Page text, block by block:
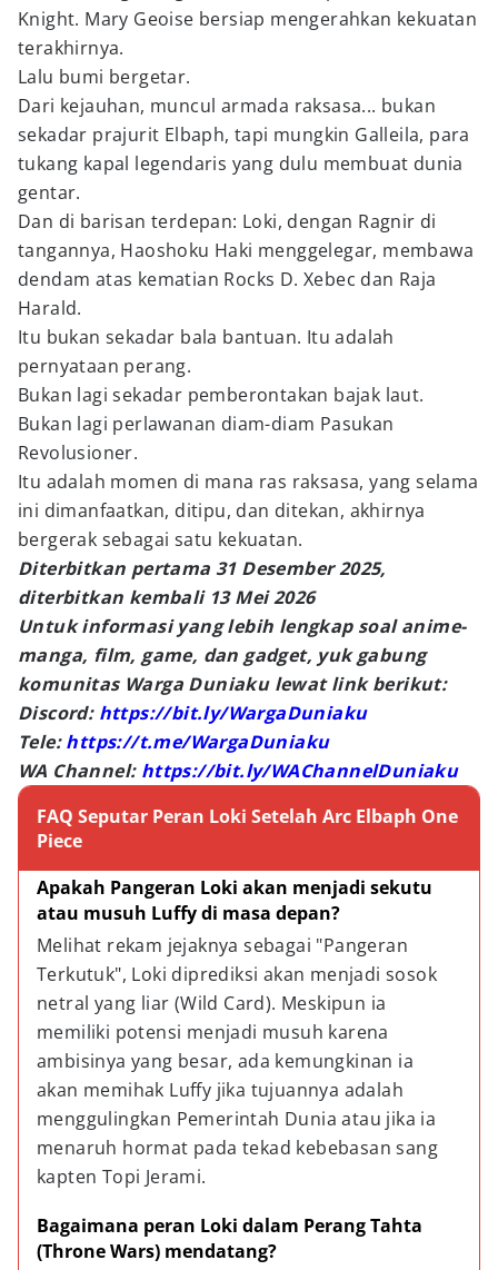
Knight. Mary Geoise bersiap mengerahkan kekuatan
terakhirnya.
Lalu bumi bergetar.
Dari kejauhan, muncul armada raksasa... bukan
sekadar prajurit Elbaph, tapi mungkin Galleila, para
tukang kapal legendaris yang dulu membuat dunia
gentar.
Dan di barisan terdepan: Loki, dengan Ragnir di
tangannya, Haoshoku Haki menggelegar, membawa
dendam atas kematian Rocks D. Xebec dan Raja
Harald.
Itu bukan sekadar bala bantuan. Itu adalah
pernyataan perang.
Bukan lagi sekadar pemberontakan bajak laut.
Bukan lagi perlawanan diam-diam Pasukan
Revolusioner.
Itu adalah momen di mana ras raksasa, yang selama
ini dimanfaatkan, ditipu, dan ditekan, akhirnya
bergerak sebagai satu kekuatan.
Diterbitkan pertama 31 Desember 2025,
diterbitkan kembali 13 Mei 2026
Untuk informasi yang lebih lengkap soal anime-
manga, film, game, dan gadget, yuk gabung
komunitas Warga Duniaku lewat link berikut:
Discord: https://bit.ly/WargaDuniaku
Tele:https://t.me/WargaDuniaku
WA Channel: https://bit.ly/WAChannelDuniaku
FAQ Seputar Peran Loki Setelah Arc Elbaph One
Piece
Apakah Pangeran Loki akan menjadi sekutu
atau musuh Luffy di masa depan?
Melihat rekam jejaknya sebagai "Pangeran
Terkutuk", Loki diprediksi akan menjadi sosok
netral yang liar (Wild Card). Meskipun ia
memiliki potensi menjadi musuh karena
ambisinya yang besar, ada kemungkinan ia
akan memihak Luffy jika tujuannya adalah
menggulingkan Pemerintah Dunia atau jika ia
menaruh hormat pada tekad kebebasan sang
kapten Topi Jerami.
Bagaimana peran Loki dalam Perang Tahta
(Throne Wars) mendatang?